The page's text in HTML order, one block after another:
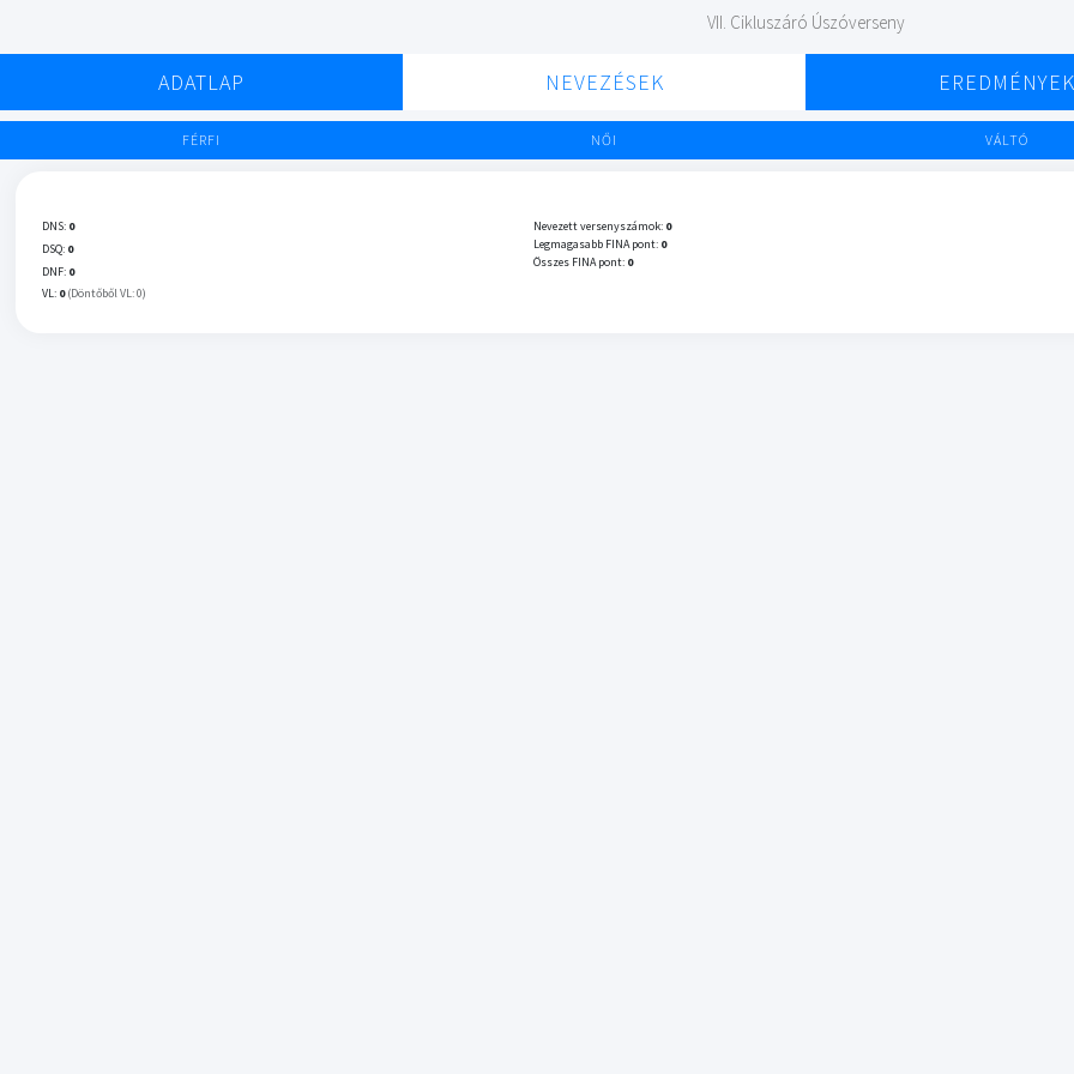
VII. Cikluszáró Úszóverseny
ADATLAP NEVEZÉSEK EREDMÉNYEK
FÉRFI NŐI VÁLTÓ
DNS: 0
DSQ: 0
DNF: 0
VL: 0 (Döntőből VL: 0)
Nevezett versenyszámok: 0
Legmagasabb FINA pont: 0
Összes FINA pont: 0